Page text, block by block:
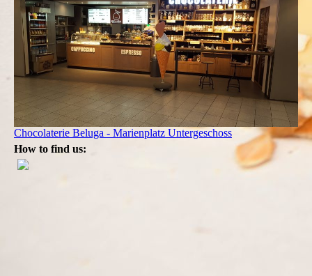
Chocolaterie Beluga - Marienplatz Untergeschoss
How to find us: